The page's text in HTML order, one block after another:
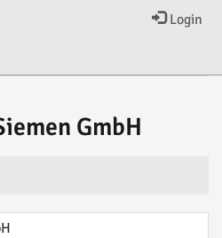
Login
GmbH